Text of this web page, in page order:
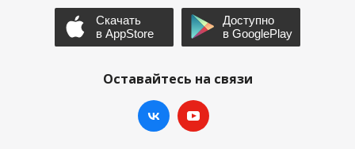
Оставайтесь на связи